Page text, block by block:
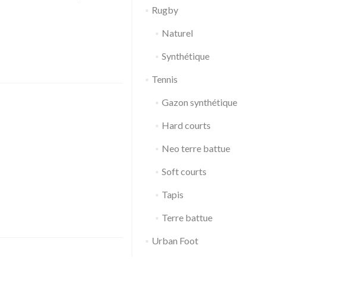
Rugby
Naturel
Synthétique
Tennis
Gazon synthétique
Hard courts
Neo terre battue
Soft courts
Tapis
Terre battue
Urban Foot